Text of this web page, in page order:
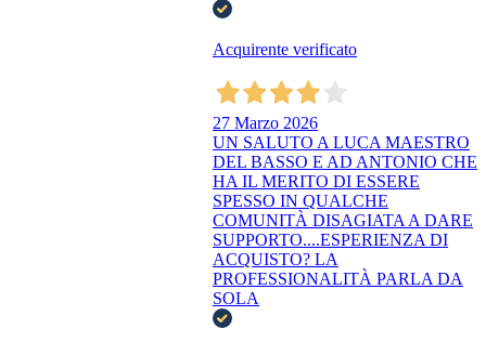
Acquirente verificato
27 Marzo 2026
UN SALUTO A LUCA MAESTRO
DEL BASSO E AD ANTONIO CHE
HA IL MERITO DI ESSERE
SPESSO IN QUALCHE
COMUNITÀ DISAGIATA A DARE
SUPPORTO....ESPERIENZA DI
ACQUISTO? LA
PROFESSIONALITÀ PARLA DA
SOLA